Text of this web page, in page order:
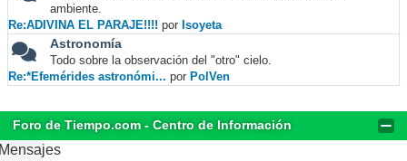
ambiente.
Re:ADIVINA EL PARAJE!!!! por Isoyeta
Astronomía
Todo sobre la observación del "otro" cielo.
Re:*Efemérides astronómi... por PolVen
Foro de Tiempo.com - Centro de Información